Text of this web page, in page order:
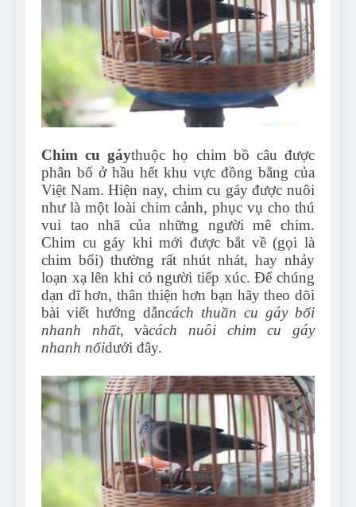
Can Bulldogs Play Fetch?
And How to Train Them!
7 Năm Ago
How Often Do I Need to
Groom My Bulldog
7 Năm Ago
Chim cu gáythuộc họ chim bồ câu được
phân bố ở hầu hết khu vực đồng bằng của
Việt Nam. Hiện nay, chim cu gáy được nuôi
như là một loài chim cảnh, phục vụ cho thú
vui tao nhã của những người mê chim.
Chim cu gáy khi mới được bắt về (gọi là
chim bổi) thường rất nhút nhát, hay nhảy
loạn xạ lên khi có người tiếp xúc. Để chúng
dạn dĩ hơn, thân thiện hơn bạn hãy theo dõi
bài viết hướng dẫncách thuần cu gáy bổi
nhanh nhất, vàcách nuôi chim cu gáy
nhanh nổidưới đây.